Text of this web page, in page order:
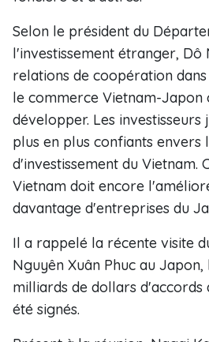
Selon le président du
l'investissement étranger, Dô
relations de coopération
le commerce Vietnam-Japon
développer. Les investisseurs
plus en plus confiants envers
d'investissement du Vietnam.
Vietnam doit encore
davantage ​d'entreprises du
Il a rappelé la récente visite
Nguyên Xuân Phuc au
milliards de dollars d​'accords
été signés.